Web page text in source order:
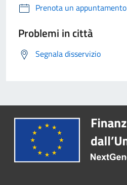
Prenota un appuntamento
Problemi in città
Segnala disservizio